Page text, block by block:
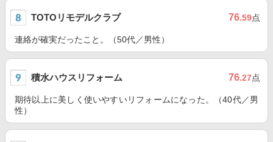
TOTOリモデルクラブ 76.59点
連絡が確実だったこと。（50代／男性）
積水ハウスリフォーム 76.27点
期待以上に美しく使いやすいリフォームになった。（40代／男
性）